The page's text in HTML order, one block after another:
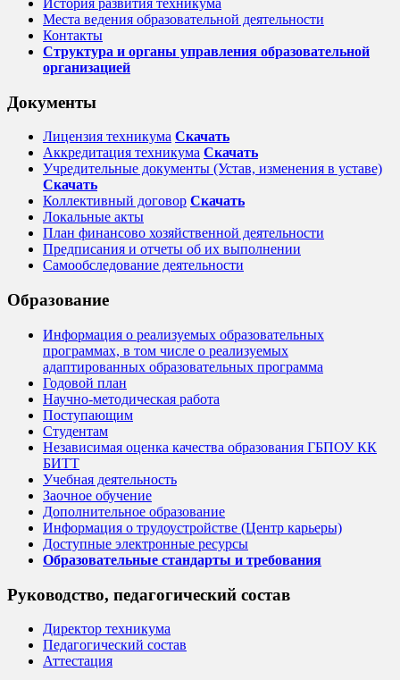
История развития техникума
Места ведения образовательной деятельности
Контакты
Структура и органы управления образовательной
организацией
Документы
Лицензия техникума Скачать
Аккредитация техникума Скачать
Учредительные документы (Устав, изменения в уставе)
Скачать
Коллективный договор Cкачать
Локальные акты
План финансово хозяйственной деятельности
Предписания и отчеты об их выполнении
Самообследование деятельности
Образование
Информация о реализуемых образовательных
программах, в том числе о реализуемых
адаптированных образовательных программа
Годовой план
Научно-методическая работа
Поступающим
Студентам
Независимая оценка качества образования ГБПОУ КК
БИТТ
Учебная деятельность
Заочное обучение
Дополнительное образование
Информация о трудоустройстве (Центр карьеры)
Доступные электронные ресурсы
Образовательные стандарты и требования
Руководство, педагогический состав
Директор техникума
Педагогический состав
Аттестация